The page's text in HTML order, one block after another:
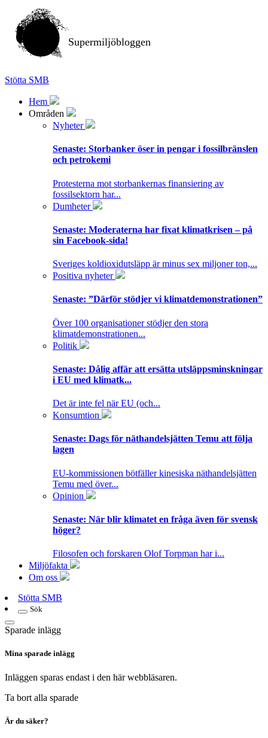
Supermiljöbloggen
Stötta SMB
Hem
Områden
Nyheter
Senaste: Storbanker öser in pengar i fossilbränslen
och petrokemi
Protesterna mot storbankernas finansiering av
fossilsektorn har...
Dumheter
Senaste: Moderaterna har fixat klimatkrisen – på
sin Facebook-sida!
Sveriges koldioxidutsläpp är minus sex miljoner ton,...
Positiva nyheter
Senaste: ”Därför stödjer vi klimatdemonstrationen”
Över 100 organisationer stödjer den stora
klimatdemonstrationen...
Politik
Senaste: Dålig affär att ersätta utsläppsminskningar
i EU med klimatk...
Det är inte fel när EU (och...
Konsumtion
Senaste: Dags för näthandelsjätten Temu att följa
lagen
EU-kommissionen bötfäller kinesiska näthandelsjätten
Temu med över...
Opinion
Senaste: När blir klimatet en fråga även för svensk
höger?
Filosofen och forskaren Olof Torpman har i...
Miljöfakta
Om oss
Stötta SMB
Sök
Sparade inlägg
Mina sparade inlägg
Inläggen sparas endast i den här webbläsaren.
Ta bort alla sparade
Är du säker?